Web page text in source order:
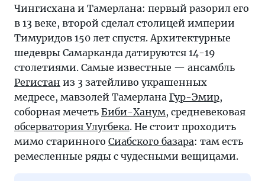
Чингисхана и Тамерлана: первый разорил его
в 13 веке, второй сделал столицей империи
Тимуридов 150 лет спустя. Архитектурные
шедевры Самарканда датируются 14-19
столетиями. Самые известные — ансамбль
Регистан из 3 затейливо украшенных
медресе, мавзолей Тамерлана Гур-Эмир,
соборная мечеть Биби-Ханум, средневековая
обсерватория Улугбека. Не стоит проходить
мимо старинного Сиабского базара: там есть
ремесленные ряды с чудесными вещицами.